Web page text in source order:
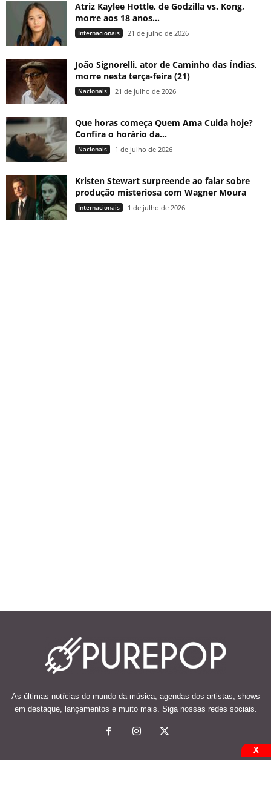
Atriz Kaylee Hottle, de Godzilla vs. Kong,
morre aos 18 anos...
Internacionais 21 de julho de 2026
João Signorelli, ator de Caminho das Índias,
morre nesta terça-feira (21)
Nacionais 21 de julho de 2026
Que horas começa Quem Ama Cuida hoje?
Confira o horário da...
Nacionais 1 de julho de 2026
Kristen Stewart surpreende ao falar sobre
produção misteriosa com Wagner Moura
Internacionais 1 de julho de 2026
As últimas notícias do mundo da música, agendas dos artistas, shows
em destaque, lançamentos e muito mais. Siga nossas redes sociais.
X